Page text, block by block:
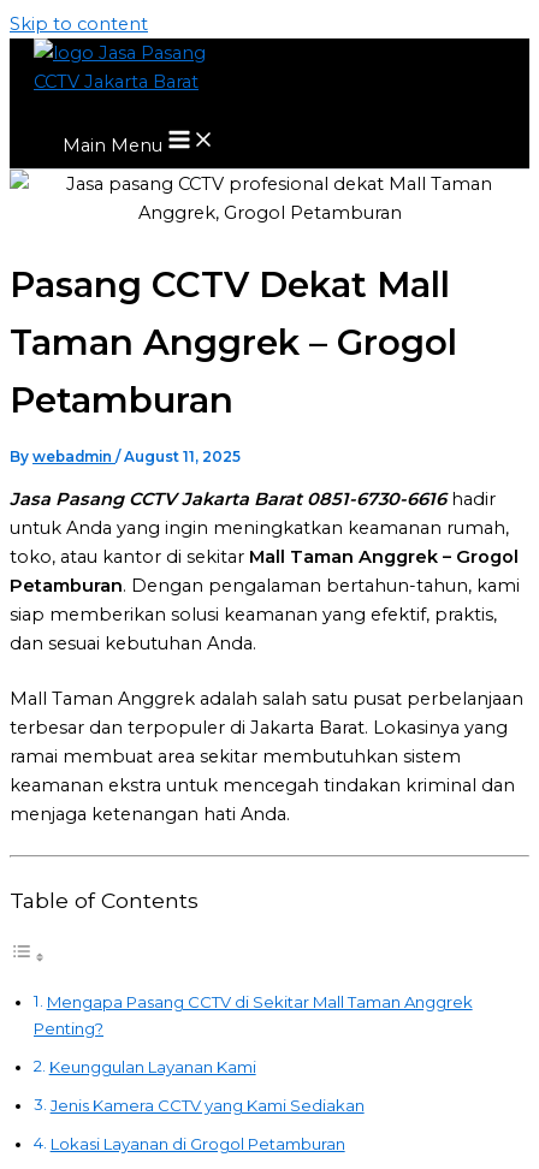
Skip to content
Main Menu
Pasang CCTV Dekat Mall
Taman Anggrek – Grogol
Petamburan
By webadmin /August 11, 2025
Jasa Pasang CCTV Jakarta Barat 0851-6730-6616hadir
untuk Anda yang ingin meningkatkan keamanan rumah,
toko, atau kantor di sekitar Mall Taman Anggrek – Grogol
Petamburan. Dengan pengalaman bertahun-tahun, kami
siap memberikan solusi keamanan yang efektif, praktis,
dan sesuai kebutuhan Anda.
Mall Taman Anggrek adalah salah satu pusat perbelanjaan
terbesar dan terpopuler di Jakarta Barat. Lokasinya yang
ramai membuat area sekitar membutuhkan sistem
keamanan ekstra untuk mencegah tindakan kriminal dan
menjaga ketenangan hati Anda.
Table of Contents
Mengapa Pasang CCTV di Sekitar Mall Taman Anggrek
Penting?
Keunggulan Layanan Kami
Jenis Kamera CCTV yang Kami Sediakan
Lokasi Layanan di Grogol Petamburan